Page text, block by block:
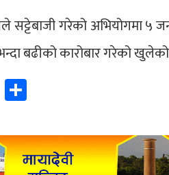
सट्टेबाजी गरेको अभियोगमा
बढीको कारोबार गरेको खुलेको
Email